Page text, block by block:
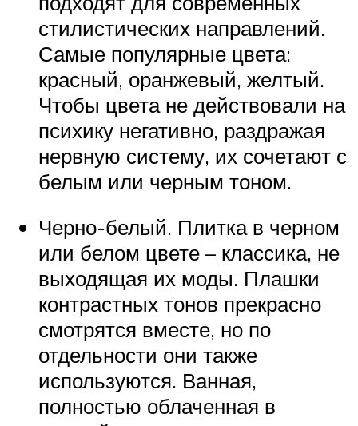
стилистических направлений.
Самые популярные цвета:
красный, оранжевый, желтый.
Чтобы цвета не действовали на
психику негативно, раздражая
нервную систему, их сочетают с
белым или черным тоном.
Черно-белый. Плитка в черном
или белом цвете – классика, не
выходящая их моды. Плашки
контрастных тонов прекрасно
смотрятся вместе, но по
отдельности они также
используются. Ванная,
полностью облаченная в